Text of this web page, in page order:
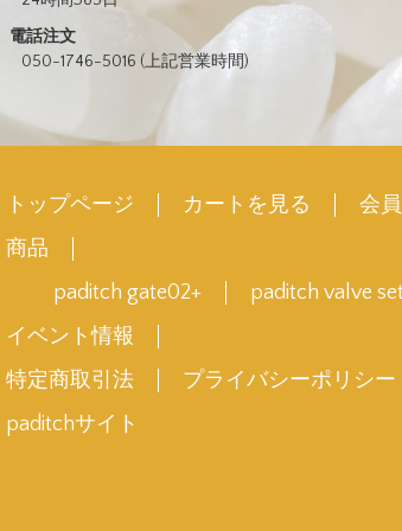
電話注文
050-1746-5016 (上記営業時間)
トップページ カートを見る
会
商品
paditch gate02+
paditch valve
イベント情報
特定商取引法
プライバシーポリシー
paditchサイト